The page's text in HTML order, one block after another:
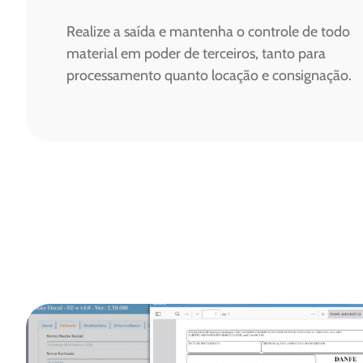
Realize a saída e mantenha o controle de todo
material em poder de terceiros, tanto para
processamento quanto locação e consignação.